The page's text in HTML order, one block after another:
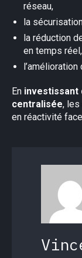
réseau,
la
la réduction
en temps réel,
En investissant
centralisée, les
en réactivité